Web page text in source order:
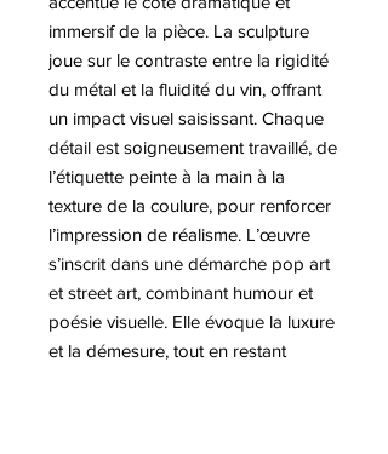
immersif de la pièce. La sculpture
joue sur le contraste entre la rigidité
du métal et la fluidité du vin, offrant
un impact visuel saisissant. Chaque
détail est soigneusement travaillé, de
l’étiquette peinte à la main à la
texture de la coulure, pour renforcer
l’impression de réalisme. L’œuvre
s’inscrit dans une démarche pop art
et street art, combinant humour et
poésie visuelle. Elle évoque la luxure
et la démesure, tout en restant